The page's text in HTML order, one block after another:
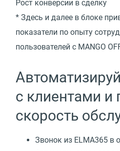
Рост конверсии в сделку
* Здесь и далее в блоке
показатели по опыту
пользователей с MANGO
с клиентами
скорость
Звонок из ELMA365 в